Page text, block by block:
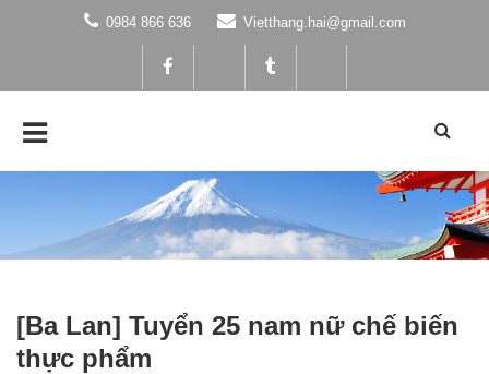
0984 866 636 Vietthang.hai@gmail.com
[Ba Lan] Tuyển 25 nam nữ chế biến
thực phẩm